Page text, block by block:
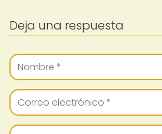
Deja una respuesta